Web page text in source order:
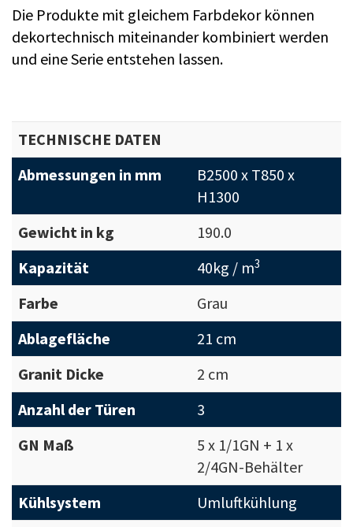
Die Produkte mit gleichem Farbdekor können
dekortechnisch miteinander kombiniert werden
und eine Serie entstehen lassen.
TECHNISCHE DATEN
Abmessungen in mm
B2500 x T850 x
H1300
Gewicht in kg
190.0
Kapazität
40kg / m3
Farbe
Grau
Ablagefläche
21 cm
Granit Dicke
2 cm
Anzahl der Türen
3
GN Maß
5 x 1/1GN + 1 x
2/4GN-Behälter
Kühlsystem
Umluftkühlung